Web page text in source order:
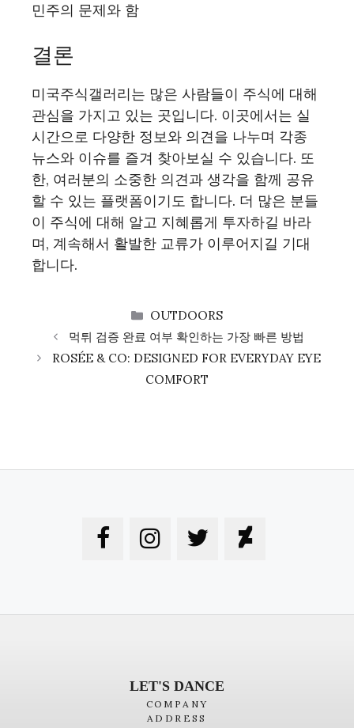
민주의 문제와 함
결론
미국주식갤러리는 많은 사람들이 주식에 대해
관심을 가지고 있는 곳입니다. 이곳에서는 실
시간으로 다양한 정보와 의견을 나누며 각종
뉴스와 이슈를 즐겨 찾아보실 수 있습니다. 또
한, 여러분의 소중한 의견과 생각을 함께 공유
할 수 있는 플랫폼이기도 합니다. 더 많은 분들
이 주식에 대해 알고 지혜롭게 투자하길 바라
며, 계속해서 활발한 교류가 이루어지길 기대
합니다.
CATEGORIES
OUTDOORS
먹튀 검증 완료 여부 확인하는 가장 빠른 방법
ROSÉE & CO: DESIGNED FOR EVERYDAY EYE
COMFORT
LET'S DANCE
COMPANY
ADDRESS